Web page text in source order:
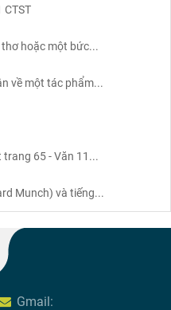
CTST
thơ hoặc một bức...
về một tác phẩm...
trang 65 - Văn 11...
Munch) và tiếng...
Gmail: